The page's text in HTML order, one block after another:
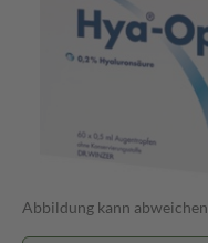
Abbildung kann abweichen